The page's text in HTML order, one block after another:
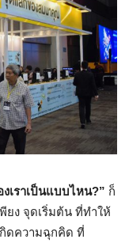
เราเป็นแบบไหน?” ก็
ยง จุดเริ่มต้น ที่ทำให้
กิดความฉุกคิด ที่